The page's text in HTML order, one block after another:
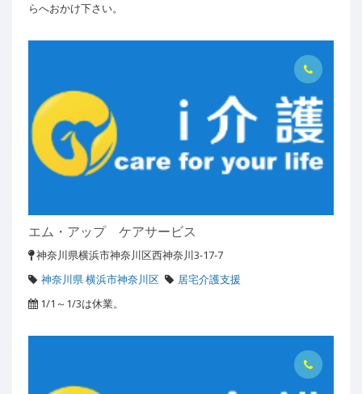
らへおかけ下さい。
エム・アップ ケアサービス
神奈川県横浜市神奈川区西神奈川3-17-7
神奈川県 横浜市神奈川区
居宅介護支援
1/1～1/3は休業。